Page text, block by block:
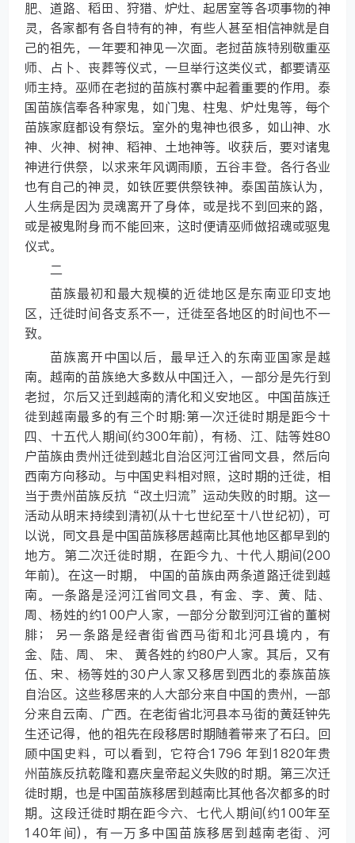
肥、道路、稻田、狩猎、炉灶、起居室等各项事物的神
灵，各家都有各自特有的神，有些人甚至相信神就是自
己的祖先，一年要和神见一次面。老挝苗族特别敬重巫
师、占卜、丧葬等仪式，一旦举行这类仪式，都要请巫
师主持。巫师在老挝的苗族村寨中起着重要的作用。泰
国苗族信奉各种家鬼，如门鬼、柱鬼、炉灶鬼等，每个
苗族家庭都设有祭坛。室外的鬼神也很多，如山神、水
神、火神、树神、稻神、土地神等。收获后，要对诸鬼
神进行供祭，以求来年风调雨顺，五谷丰登。各行各业
也有自己的神灵，如铁匠要供祭铁神。泰国苗族认为，
人生病是因为灵魂离开了身体，或是找不到回来的路，
或是被鬼附身而不能回来，这时便请巫师做招魂或驱鬼
仪式。
二
苗族最初和最大规模的近徙地区是东南亚印支地
区，迁徙时间各支系不一，迁徙至各地区的时间也不一
致。
苗族离开中国以后，最早迁入的东南亚国家是越
南。越南的苗族绝大多数从中国迁入，一部分是先行到
老挝，尔后又迁到越南的清化和义安地区。中国苗族迁
徙到越南最多的有三个时期:第一次迁徙时期是距今十
四、十五代人期间(约300年前)，有杨、江、陆等姓80
户苗族由贵州迁徙到越北自治区河江省同文县，然后向
西南方向移动。与中国史料相对照，这时期的迁徙，相
当于贵州苗族反抗“改土归流”运动失败的时期。这一
活动从明末持续到清初(从十七世纪至十八世纪初)，可
以说，同文县是中国苗族移居越南比其他地区都早到的
地方。第二次迁徙时期，在距今九、十代人期间(200
年前)。在这一时期， 中国的苗族由两条道路迁徙到越
南。一条路是泾河江省同文县，有金、李、黄、陆、
周、杨姓的约100户人家，一部分分散到河江省的董树
腓； 另一条路是经者街省西马街和北河县境内，有
金、陆、周、 宋、 黄各姓的约80户人家。其后，又有
伍、宋、杨等姓的30户人家又移居到西北的泰族苗族
自治区。这些移居来的人大部分来自中国的贵州，一部
分来自云南、广西。在老街省北河县本马街的黄廷钟先
生还记得，他的祖先在段移居时期随着带来了石臼。回
顾中国史料，可以看到，它符合1796 年到1820年贵
州苗族反抗乾隆和嘉庆皇帝起义失败的时期。第三次迁
徙时期，也是中国苗族移居到越南比其他各次都多的时
期。这段迁徙时期在距今六、七代人期间(约100年至
140年间)，有一万多中国苗族移居到越南老街、河